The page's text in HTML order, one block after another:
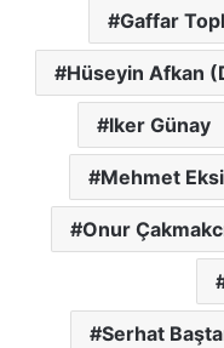
Gaffar
Hüseyin Afkan
lker Günay
Mehmet
Onur
Serhat